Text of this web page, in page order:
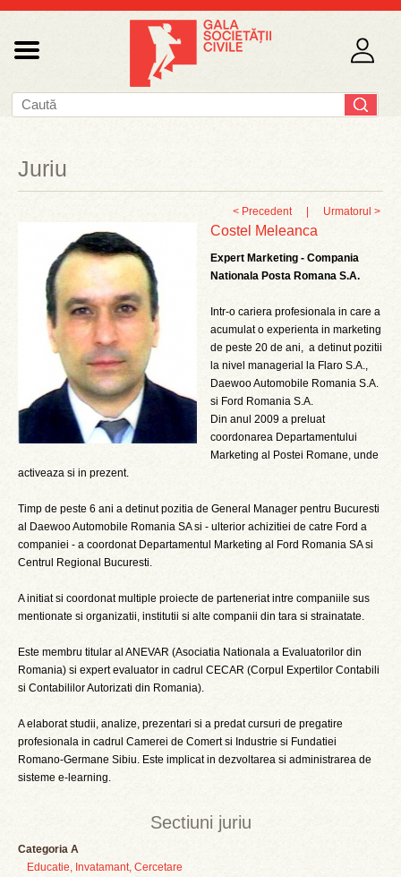
Sectiuni juriu
Categoria A
Educatie, Invatamant, Cercetare
Juriu
< Precedent Urmatorul >
Costel Meleanca
Expert Marketing - Compania
Nationala Posta Romana S.A.
Intr‑o cariera profesionala in care a
acumulat o experienta in marketing
de peste 20 de ani, a detinut pozitii
la nivel managerial la Flaro S.A.,
Daewoo Automobile Romania S.A.
si Ford Romania S.A.
Din anul 2009 a preluat
coordonarea Departamentului
Marketing al Postei Romane, unde
activeaza si in prezent.
Timp de peste 6 ani a detinut pozitia de General Manager pentru Bucuresti
al Daewoo Automobile Romania SA si - ulterior achizitiei de catre Ford a
companiei - a coordonat Departamentul Marketing al Ford Romania SA si
Centrul Regional Bucuresti.
A initiat si coordonat multiple proiecte de parteneriat intre companiile sus
mentionate si organizatii, institutii si alte companii din tara si strainatate.
Este membru titular al ANEVAR (Asociatia Nationala a Evaluatorilor din
Romania) si expert evaluator in cadrul CECAR (Corpul Expertilor Contabili
si Contabililor Autorizati din Romania).
A elaborat studii, analize, prezentari si a predat cursuri de pregatire
profesionala in cadrul Camerei de Comert si Industrie si Fundatiei
Romano-Germane Sibiu. Este implicat in dezvoltarea si administrarea de
sisteme e-learning.